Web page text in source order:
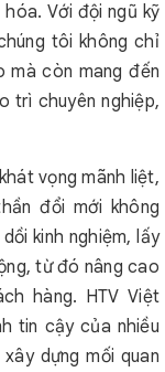
Với đội ngũ kỹ
tôi không chỉ
mà còn mang đến
trì chuyên nghiệp,
vọng mãnh liệt,
đổi mới không
kinh nghiệm, lấy
từ đó nâng cao
hàng. HTV Việt
tin cậy của nhiều
dựng mối quan